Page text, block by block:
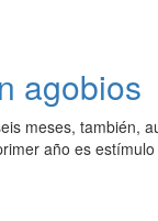
agobios
meses, también,
año es